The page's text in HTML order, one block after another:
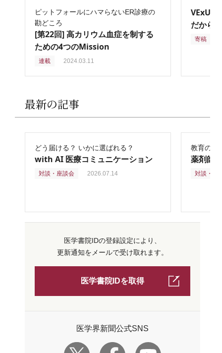
ピットフォールにハマらないER診療の
勘どころ
[第22回] 高カリウム血症を制する
ための4つのMission
連載 2024.03.11
VExUS
だから
寄稿
最新の記事
どう届ける？ いかに選ばれる？
with AI 医療コミュニケーション
対談・座談会 2026.07.14
教育の再
薬剤師
対談・座
医学書院IDの登録設定により、
更新通知をメールで受け取れます。
医学書院IDを取得
医学界新聞公式SNS